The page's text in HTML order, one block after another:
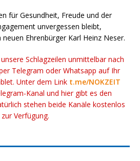
für Gesundheit, Freude und der
unvergessen bleibt,
Ehrenbürger Karl Heinz Neser.
Schlagzeilen unmittelbar nach
Telegram oder Whatsapp auf Ihr
Unter dem Link t.me/NOKZEIT
Kanal und hier gibt es den
stehen beide Kanäle kostenlos
zur Verfügung.